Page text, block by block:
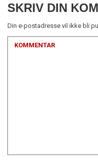
SKRIV DIN
Din e-postadresse vil ikke bli
KOMMENTAR